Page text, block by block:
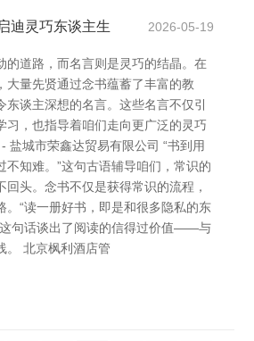
迪灵巧东谈主生 2026-05-19
的道路，而名言则是灵巧的结晶。在
大量先贤通过念书蕴蓄了丰富的教
东谈主深想的名言。这些名言不仅引
习，也指导着咱们走向更广泛的灵巧
盐城市荣鑫达贸易有限公司 “书到用
不知难。”这句古语辅导咱们，常识的
回头。念书不仅是获得常识的流程，
。“读一册好书，即是和很多隐私的东
句话谈出了阅读的信得过价值——与
。 北京枫利酒店管